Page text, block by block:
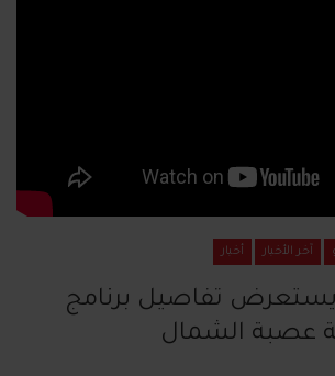
آخر الأخبار أخبار
تفاصيل برنامج
عصبة الشمال